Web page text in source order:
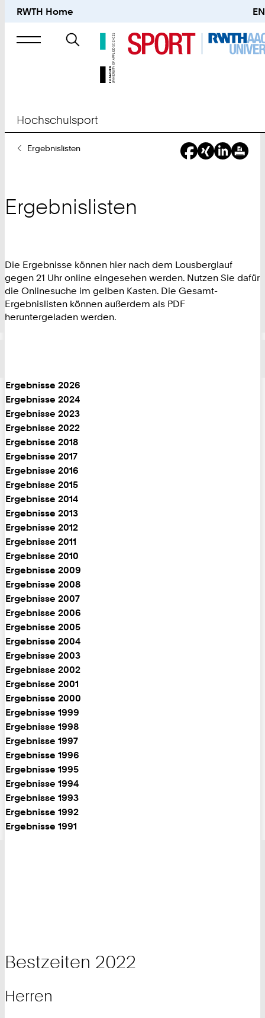
RWTH Home EN
Suche
nach
Hochschulsport
SieErgebnislisten
Ergebnislisten
Die Ergebnisse können hier nach dem Lousberglauf
gegen 21 Uhr online eingesehen werden. Nutzen Sie dafür
die Onlinesuche im gelben Kasten. Die Gesamt-
Ergebnislisten können außerdem als PDF
heruntergeladen werden.
Ergebnisse 2026
Ergebnisse 2024
Ergebnisse 2023
Ergebnisse 2022
Ergebnisse 2018
Ergebnisse 2017
Ergebnisse 2016
Ergebnisse 2015
Ergebnisse 2014
Ergebnisse 2013
Ergebnisse 2012
Ergebnisse 2011
Ergebnisse 2010
Ergebnisse 2009
Ergebnisse 2008
Ergebnisse 2007
Ergebnisse 2006
Ergebnisse 2005
Ergebnisse 2004
Ergebnisse 2003
Ergebnisse 2002
Ergebnisse 2001
Ergebnisse 2000
Ergebnisse 1999
Ergebnisse 1998
Ergebnisse 1997
Ergebnisse 1996
Ergebnisse 1995
Ergebnisse 1994
Ergebnisse 1993
Ergebnisse 1992
Ergebnisse 1991
Bestzeiten 2022
Herren